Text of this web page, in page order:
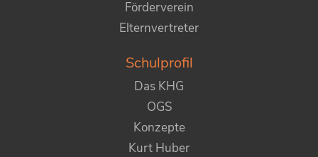
Förderverein
Elternvertreter
Schulprofil
Das KHG
OGS
Konzepte
Kurt Huber